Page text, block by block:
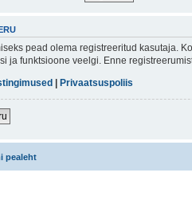
pead olema registreeritud kasutaja.
ja funktsioone veelgi. Enne
Privaatsuspoliis
pealeht